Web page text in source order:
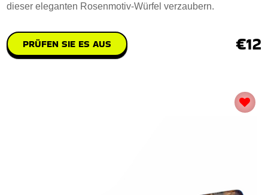
dieser eleganten Rosenmotiv-Würfel verzaubern.
PRÜFEN SIE ES AUS €12